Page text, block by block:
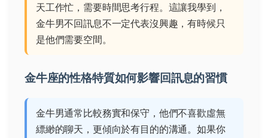
天工作忙，需要時間思考行程。這讓我學到，
金牛男不回訊息不一定代表沒興趣，有時候只
是他們需要空間。
金牛座的性格特質如何影響回訊息的習慣
金牛男通常比較務實和保守，他們不喜歡虛無
縹緲的聊天，更傾向於有目的的溝通。如果你